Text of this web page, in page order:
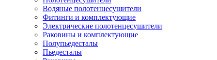
Водяные полотенцесушители
Фитинги и комплектующие
Электрические полотенцесушители
Раковины и комплектующие
Полупьедесталы
Пьедесталы